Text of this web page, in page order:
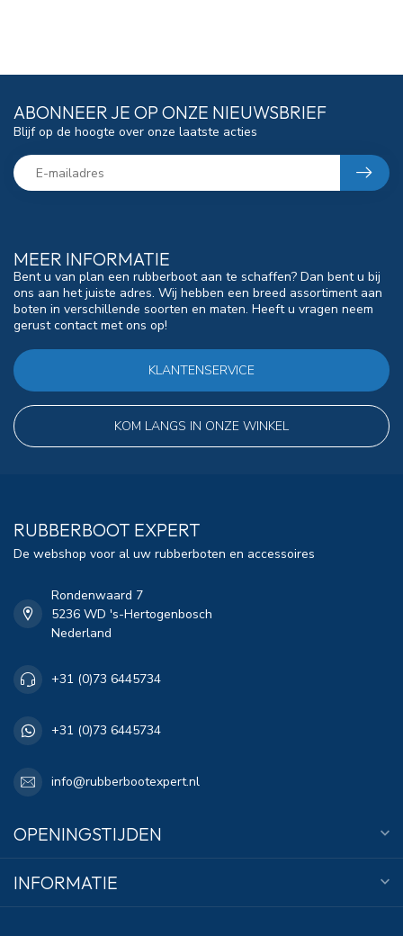
MEER INFORMATIE
Bent u van plan een rubberboot aan te schaffen? Dan bent u bij
ons aan het juiste adres. Wij hebben een breed assortiment aan
boten in verschillende soorten en maten. Heeft u vragen neem
gerust contact met ons op!
KLANTENSERVICE
KOM LANGS IN ONZE WINKEL
ABONNEER JE OP ONZE NIEUWSBRIEF
Blijf op de hoogte over onze laatste acties
RUBBERBOOT EXPERT
De webshop voor al uw rubberboten en accessoires
Rondenwaard 7
5236 WD 's-Hertogenbosch
Nederland
+31 (0)73 6445734
+31 (0)73 6445734
info@rubberbootexpert.nl
OPENINGSTIJDEN
INFORMATIE